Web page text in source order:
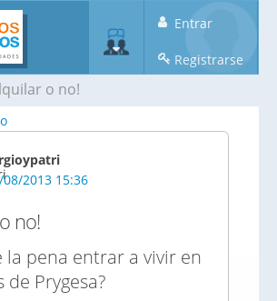
Entrar
Registrarse
o no!
08/2013 15:36
no!
la pena entrar a vivir en
de Prygesa?